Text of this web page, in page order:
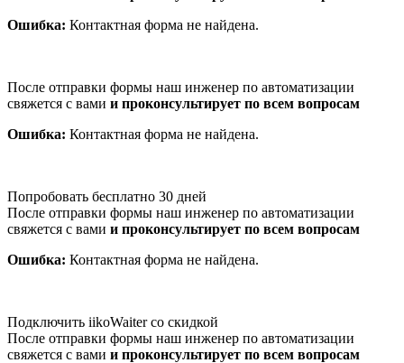
Ошибка: Контактная форма не найдена.
После отправки формы наш инженер по автоматизации
свяжется с вами и проконсультирует по всем вопросам
Ошибка: Контактная форма не найдена.
Попробовать бесплатно 30 дней
После отправки формы наш инженер по автоматизации
свяжется с вами и проконсультирует по всем вопросам
Ошибка: Контактная форма не найдена.
Подключить iikoWaiter со скидкой
После отправки формы наш инженер по автоматизации
свяжется с вами и проконсультирует по всем вопросам